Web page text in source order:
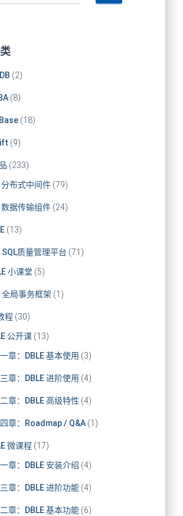
(2)
(8)
(18)
(9)
(233)
分布式中间件(79)
数据传输组件(24)
(13)
SQL质量管理平台 (71)
小课堂 (5)
全局事务框架 (1)
程(30)
公开课(13)
章：DBLE 基本使用 (3)
章：DBLE 进阶使用 (4)
章：DBLE 高级特性 (4)
章：Roadmap / Q&A(1)
微课程(17)
章：DBLE 安装介绍 (4)
章：DBLE 进阶功能(4)
章：DBLE 基本功能(6)